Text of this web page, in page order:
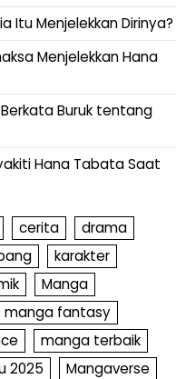
Itu Menjelekkan Dirinya?
Menjelekkan Hana
Buruk tentang
Hana Tabata Saat
cerita
drama
karakter
Manga
manga fantasy
manga terbaik
2025
Mangaverse